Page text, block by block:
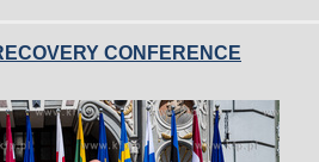
CONFERENCE